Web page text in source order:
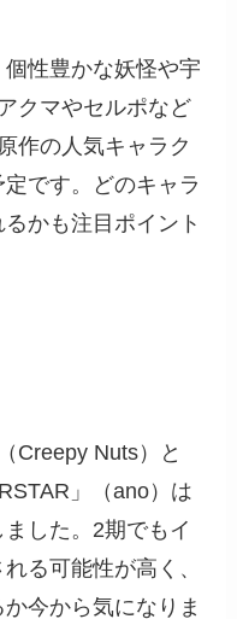
性豊かな妖怪や宇
クマやセルポなど
作の人気キャラク
です。どのキャラ
かも注目ポイント
Creepy Nuts）と
」（ano）は
した。2期でもイ
る可能性が高く、
今から気になりま